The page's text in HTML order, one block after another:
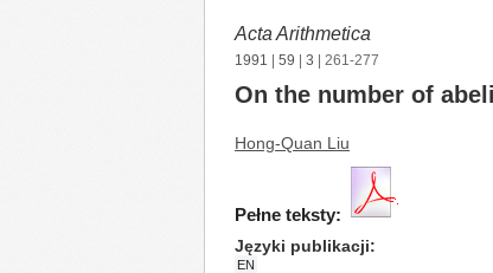
Acta Arithmetica
1991 59 3 | 261-277
On the number of
Hong-Quan Liu
Pełne teksty:
Języki publikacji
EN